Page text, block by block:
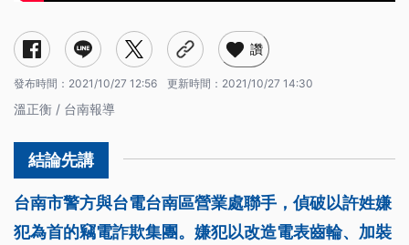
讚
發布時間： 2021/10/27 12:56 更新時間： 2021/10/27 14:30
溫正衡 / 台南報導
台南市警方與台電台南區營業處聯手，偵破以許姓嫌
犯為首的竊電詐欺集團。嫌犯以改造電表齒輪、加裝